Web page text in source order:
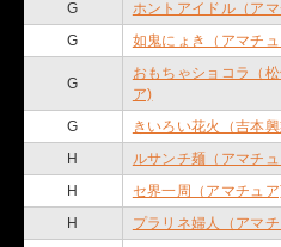
G ホントアイドル（ア
G 如鬼にょき（アマチ
G
おもちゃショコラ（
ア)
G きいろい花火（吉本
H
ルサンチ麺（アマチ
H
セ界一周（アマチュ
H
プラリネ婦人（アマ